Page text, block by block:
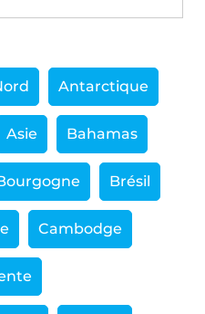
Antarctique
Asie Bahamas
Brésil
Cambodge